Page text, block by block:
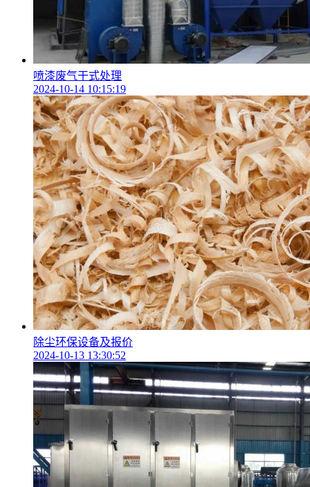
喷漆废气干式处理
2024-10-14 10:15:19
除尘环保设备及报价
2024-10-13 13:30:52